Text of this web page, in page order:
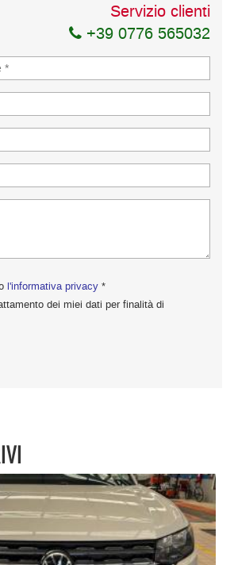
Servizio clienti
+39 0776 565032
l'informativa privacy *
dei miei dati per finalità di